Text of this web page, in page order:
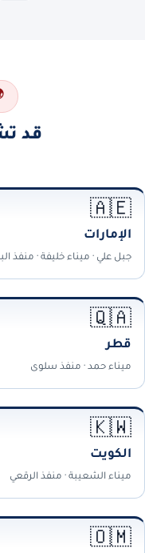
قد
🇦🇪
الإمارات
جبل علي · ميناء خليفة · منفذ
🇶🇦
قطر
ميناء حمد · منفذ سلوى
🇰🇼
الكويت
ميناء الشعيبة · منفذ الرقعي
🇴🇲